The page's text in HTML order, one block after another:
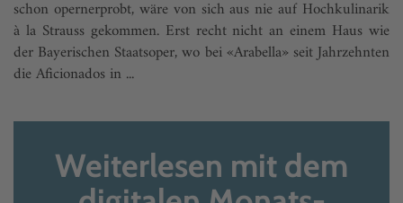
schon opernerprobt, wäre von sich aus nie auf Hochkulinarik
à la Strauss gekommen. Erst recht nicht an einem Haus wie
der Bayerischen Staatsoper, wo bei «Arabella» seit Jahrzehnten
die Aficionados in ...
Weiterlesen mit dem